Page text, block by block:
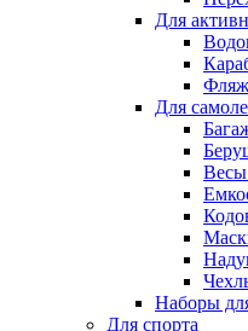
Для
Для
Весы
Наборы
Для спорта